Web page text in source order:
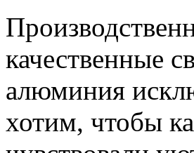
качественные
алюминия
хотим, чтобы